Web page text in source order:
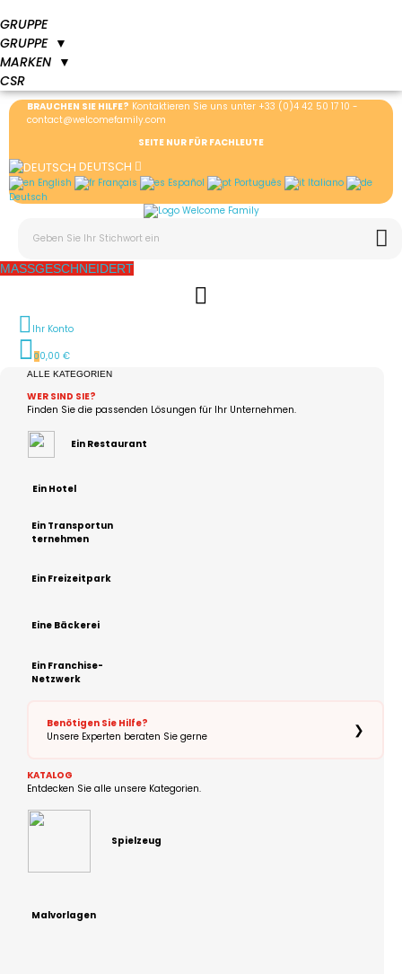
GRUPPE
GRUPPE ▼
MARKEN ▼
CSR
BRAUCHEN SIE HILFE? Kontaktieren Sie uns unter +33 (0)4 42 50 17 10 -
contact@welcomefamily.com
SEITE NUR FÜR FACHLEUTE
DEUTSCH
English Français Español Português
Italiano
Deutsch
MASSGESCHNEIDERT
Ihr Konto
00,00 €
ALLE KATEGORIEN
WER SIND SIE?
Finden Sie die passenden Lösungen für Ihr Unternehmen.
Ein Restaurant
Ein Hotel
Ein Transportun
ternehmen
Ein Freizeitpark
Eine Bäckerei
Ein Franchise-
Netzwerk
Benötigen Sie Hilfe?
Unsere Experten beraten Sie gerne
❯
KATALOG
Entdecken Sie alle unsere Kategorien.
Spielzeug
Malvorlagen